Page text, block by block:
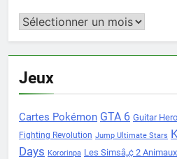
Archives
Jeux
Cartes Pokémon GTA 6 Guitar
Fighting Revolution Jump Ultimate Stars
Days Kororinpa Les Simsâ„¢ 2